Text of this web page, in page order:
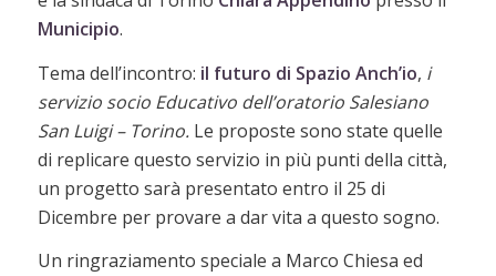
Municipio.
Tema dell’incontro: il futuro di Spazio Anch’io, i
servizio socio Educativo dell’oratorio Salesiano
San Luigi – Torino. Le proposte sono state quelle
di replicare questo servizio in più punti della città,
un progetto sarà presentato entro il 25 di
Dicembre per provare a dar vita a questo sogno.
Un ringraziamento speciale a Marco Chiesa ed